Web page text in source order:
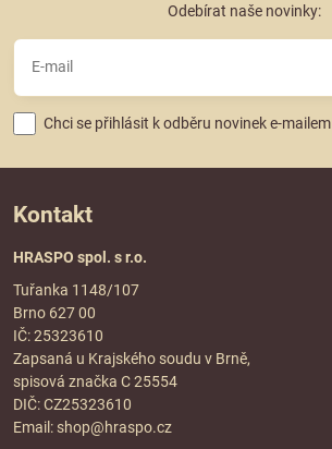
Odebírat naše novinky:
Chci se přihlásit k odběru novinek e-mailem
Kontakt
HRASPO spol. s r.o.
Tuřanka 1148/107
Brno 627 00
IČ: 25323610
Zapsaná u Krajského soudu v Brně,
spisová značka C 25554
DIČ: CZ25323610
Email: shop@hraspo.cz